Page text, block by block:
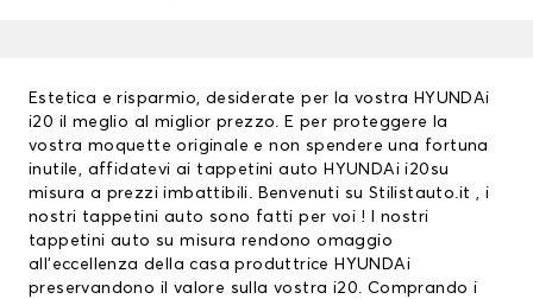
Estetica e risparmio, desiderate per la vostra HYUNDAi
i20 il meglio al miglior prezzo. E per proteggere la
vostra moquette originale e non spendere una fortuna
inutile, affidatevi ai tappetini auto HYUNDAi i20su
misura a prezzi imbattibili. Benvenuti su Stilistauto.it , i
nostri tappetini auto sono fatti per voi ! I nostri
tappetini auto su misura rendono omaggio
all’eccellenza della casa produttrice HYUNDAi
preservandono il valore sulla vostra i20. Comprando i